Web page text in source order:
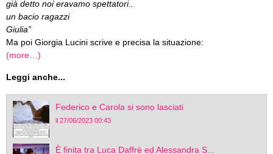
già detto noi eravamo spettatori..
un bacio ragazzi
Giulia”
Ma poi Giorgia Lucini scrive e precisa la situazione:
(more…)
Leggi anche...
Federico e Carola si sono lasciati
il 27/06/2023 00:43
È finita tra Luca Daffrè ed Alessandra S...